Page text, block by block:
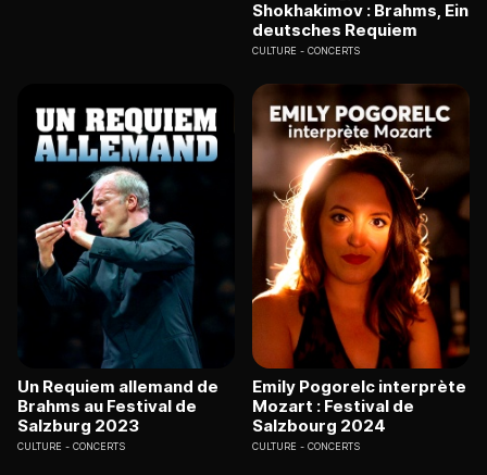
Shokhakimov : Brahms, Ein
deutsches Requiem
CULTURE CONCERTS
Un Requiem allemand de
Brahms au Festival de
Salzburg 2023
CULTURE CONCERTS
Emily Pogorelc interprète
Mozart : Festival de
Salzbourg 2024
CULTURE CONCERTS